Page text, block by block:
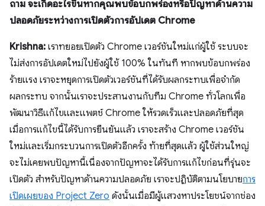
ถาม จะเกิดอะไรขึ้นหากคุณพบข้อบกพร่องหรือปัญหาด้านความ
ปลอดภัยระหว่างการเปิดตัวการอัปเดต Chrome
Krishna: เราทยอยเปิดตัว Chrome เวอร์ชันใหม่แก่ผู้ใช้ ระบบจะ
ไม่ส่งการอัปเดตใหม่ไปยังผู้ใช้ 100% ในทันที หากพบข้อบกพร่อง
ร้ายแรง เราจะหยุดการเปิดตัวเวอร์ชันที่ได้รับผลกระทบเพื่อจำกัด
ผลกระทบ จากนั้นเราจะประสานงานกับทีม Chrome ทั่วโลกเพื่อ
พัฒนาวิธีแก้ไขและแพตช์ Chrome ให้รวดเร็วและปลอดภัยที่สุด
เมื่อการแก้ไขนี้ได้รับการยืนยันแล้ว เราจะสร้าง Chrome เวอร์ชัน
ใหม่และเริ่มกระบวนการเปิดตัวอีกครั้ง ท้ายที่สุดแล้ว ผู้ใช้ส่วนใหญ่
จะไม่เคยพบปัญหานี้เนื่องจากปัญหาจะได้รับการแก้ไขก่อนที่รุ่นจะ
เปิดตัว สำหรับปัญหาด้านความปลอดภัย เราจะปฏิบัติตามนโยบายการ
เปิดเผยของ Project Zero ดังนั้นเมื่อมีผู้แสวงหาประโยชน์จากช่อง